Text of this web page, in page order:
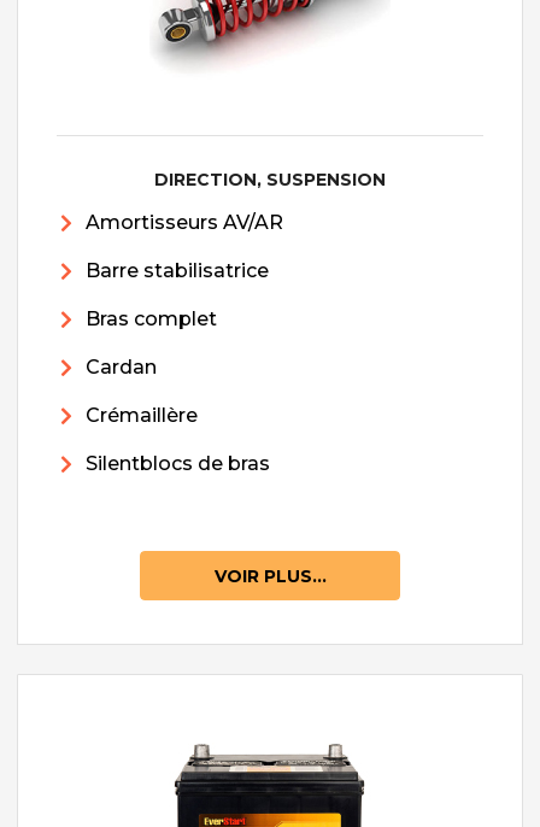
DIRECTION, SUSPENSION
Amortisseurs AV/AR
Barre stabilisatrice
Bras complet
Cardan
Crémaillère
Silentblocs de bras
VOIR PLUS...